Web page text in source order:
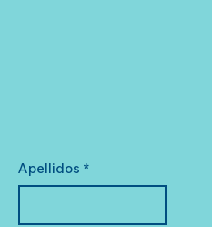
Apellidos *